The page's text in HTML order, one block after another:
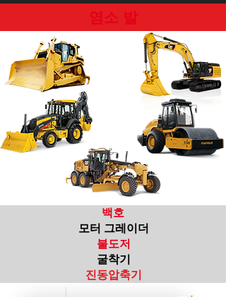
염소 발
백호
모터 그레이더
불도저
굴착기
진동압축기